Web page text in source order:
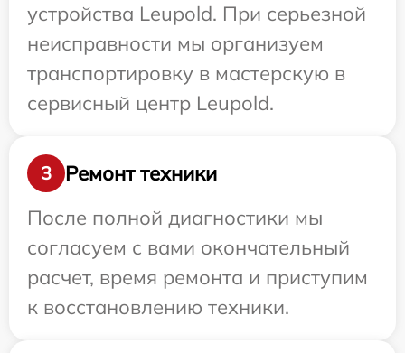
устройства Leupold. При серьезной
неисправности мы организуем
транспортировку в мастерскую в
сервисный центр Leupold.
3
Ремонт техники
После полной диагностики мы
согласуем с вами окончательный
расчет, время ремонта и приступим
к восстановлению техники.